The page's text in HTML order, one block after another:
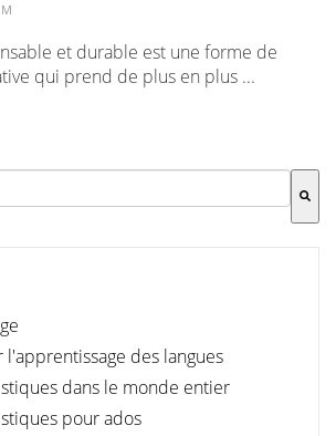
et durable est une forme de
qui prend de plus en plus ...
mit einer automatischen
l'apprentissage des langues
dans le monde entier
pour ados